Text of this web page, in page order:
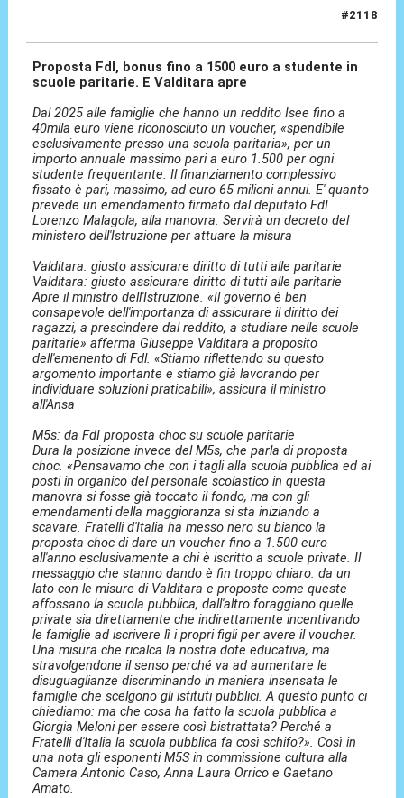
#2118
Proposta FdI, bonus fino a 1500 euro a studente in
scuole paritarie. E Valditara apre
Dal 2025 alle famiglie che hanno un reddito Isee fino a
40mila euro viene riconosciuto un voucher, «spendibile
esclusivamente presso una scuola paritaria», per un
importo annuale massimo pari a euro 1.500 per ogni
studente frequentante. Il finanziamento complessivo
fissato è pari, massimo, ad euro 65 milioni annui. E' quanto
prevede un emendamento firmato dal deputato FdI
Lorenzo Malagola, alla manovra. Servirà un decreto del
ministero dell'Istruzione per attuare la misura
Valditara: giusto assicurare diritto di tutti alle paritarie
Valditara: giusto assicurare diritto di tutti alle paritarie
Apre il ministro dell'Istruzione. «Il governo è ben
consapevole dell'importanza di assicurare il diritto dei
ragazzi, a prescindere dal reddito, a studiare nelle scuole
paritarie» afferma Giuseppe Valditara a proposito
dell'emenento di Fdl. «Stiamo riflettendo su questo
argomento importante e stiamo già lavorando per
individuare soluzioni praticabili», assicura il ministro
all'Ansa
M5s: da FdI proposta choc su scuole paritarie
Dura la posizione invece del M5s, che parla di proposta
choc. «Pensavamo che con i tagli alla scuola pubblica ed ai
posti in organico del personale scolastico in questa
manovra si fosse già toccato il fondo, ma con gli
emendamenti della maggioranza si sta iniziando a
scavare. Fratelli d'Italia ha messo nero su bianco la
proposta choc di dare un voucher fino a 1.500 euro
all'anno esclusivamente a chi è iscritto a scuole private. Il
messaggio che stanno dando è fin troppo chiaro: da un
lato con le misure di Valditara e proposte come queste
affossano la scuola pubblica, dall'altro foraggiano quelle
private sia direttamente che indirettamente incentivando
le famiglie ad iscrivere lì i propri figli per avere il voucher.
Una misura che ricalca la nostra dote educativa, ma
stravolgendone il senso perché va ad aumentare le
disuguaglianze discriminando in maniera insensata le
famiglie che scelgono gli istituti pubblici. A questo punto ci
chiediamo: ma che cosa ha fatto la scuola pubblica a
Giorgia Meloni per essere così bistrattata? Perché a
Fratelli d'Italia la scuola pubblica fa così schifo?». Così in
una nota gli esponenti M5S in commissione cultura alla
Camera Antonio Caso, Anna Laura Orrico e Gaetano
Amato.